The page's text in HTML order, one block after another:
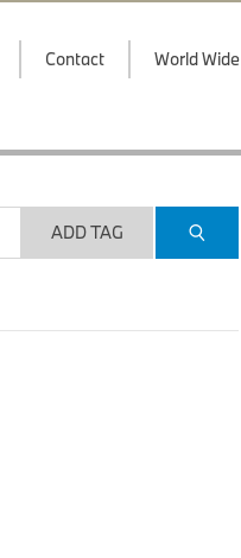
Contact World Wide
ADD TAG